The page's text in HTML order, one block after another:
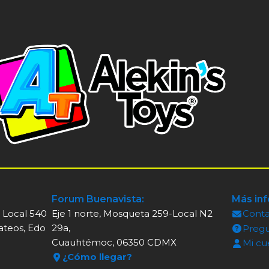
Local 540
Edo
Forum Buenavista:
Eje 1 norte, Mosqueta 259-Local N2
29a,
Cuauhtémoc, 06350 CDMX
¿Cómo llegar?
Más
Mi